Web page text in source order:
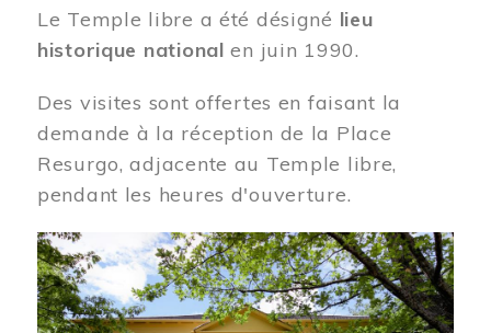
Le Temple libre a été désigné lieu
historique national en juin 1990.
Des visites sont offertes en faisant la
demande à la réception de la Place
Resurgo, adjacente au Temple libre,
pendant les heures d'ouverture.
Image